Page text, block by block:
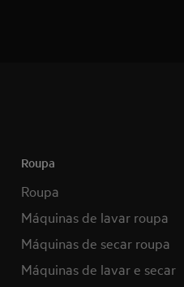
Roupa
Roupa
Máquinas de lavar roupa
Máquinas de secar roupa
Máquinas de lavar e secar